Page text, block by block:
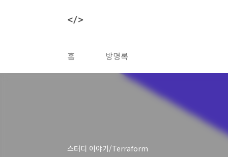
홈 방명록
스터디 이야기/Terraform